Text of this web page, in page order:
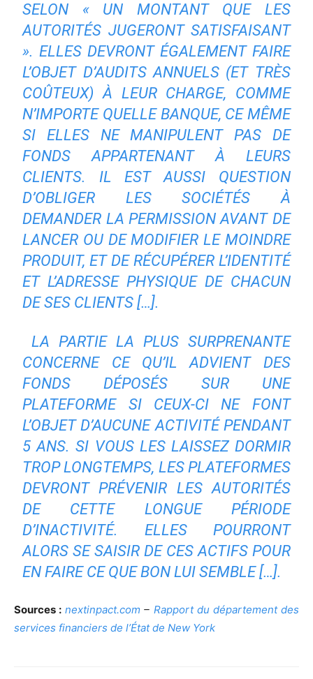
SELON « UN MONTANT QUE LES
AUTORITÉS JUGERONT SATISFAISANT
». ELLES DEVRONT ÉGALEMENT FAIRE
L’OBJET D’AUDITS ANNUELS (ET TRÈS
COÛTEUX) À LEUR CHARGE, COMME
N’IMPORTE QUELLE BANQUE, CE MÊME
SI ELLES NE MANIPULENT PAS DE
FONDS APPARTENANT À LEURS
CLIENTS. IL EST AUSSI QUESTION
D’OBLIGER LES SOCIÉTÉS À
DEMANDER LA PERMISSION AVANT DE
LANCER OU DE MODIFIER LE MOINDRE
PRODUIT, ET DE RÉCUPÉRER L’IDENTITÉ
ET L’ADRESSE PHYSIQUE DE CHACUN
DE SES CLIENTS […].
LA PARTIE LA PLUS SURPRENANTE
CONCERNE CE QU’IL ADVIENT DES
FONDS DÉPOSÉS SUR UNE
PLATEFORME SI CEUX-CI NE FONT
L’OBJET D’AUCUNE ACTIVITÉ PENDANT
5 ANS. SI VOUS LES LAISSEZ DORMIR
TROP LONGTEMPS, LES PLATEFORMES
DEVRONT PRÉVENIR LES AUTORITÉS
DE CETTE LONGUE PÉRIODE
D’INACTIVITÉ. ELLES POURRONT
ALORS SE SAISIR DE CES ACTIFS POUR
EN FAIRE CE QUE BON LUI SEMBLE […].
Sources : nextinpact.com – Rapport du département des
services financiers de l’État de New York